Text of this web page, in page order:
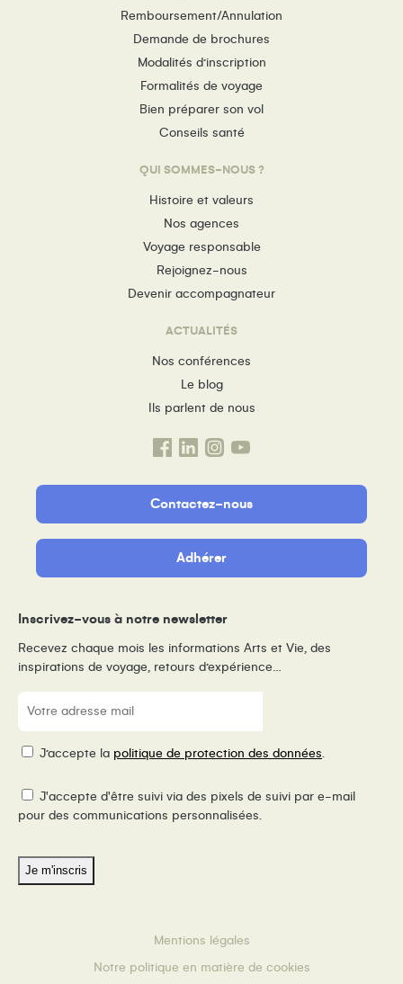
Remboursement/Annulation
Demande de brochures
Modalités d’inscription
Formalités de voyage
Bien préparer son vol
Conseils santé
QUI SOMMES-NOUS ?
Histoire et valeurs
Nos agences
Voyage responsable
Rejoignez-nous
Devenir accompagnateur
ACTUALITÉS
Nos conférences
Le blog
Ils parlent de nous
Contactez-nous
Adhérer
Inscrivez-vous à notre newsletter
Recevez chaque mois les informations Arts et Vie, des
inspirations de voyage, retours d’expérience…
E-
mail
RGPDJ’accepte la politique de protection des données.
Pixel
de
J'accepte d'être suivi via des pixels de suivi par e-mail
pour des communications personnalisées.
Mentions légales
Notre politique en matière de cookies